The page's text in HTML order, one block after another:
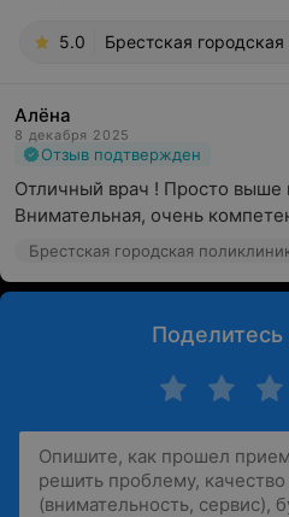
5.0 Брестская
Алёна
8 декабря 2025
Отзыв подтвержден
Отличный врач ! Просто выше
Внимательная, очень
Брестская городская